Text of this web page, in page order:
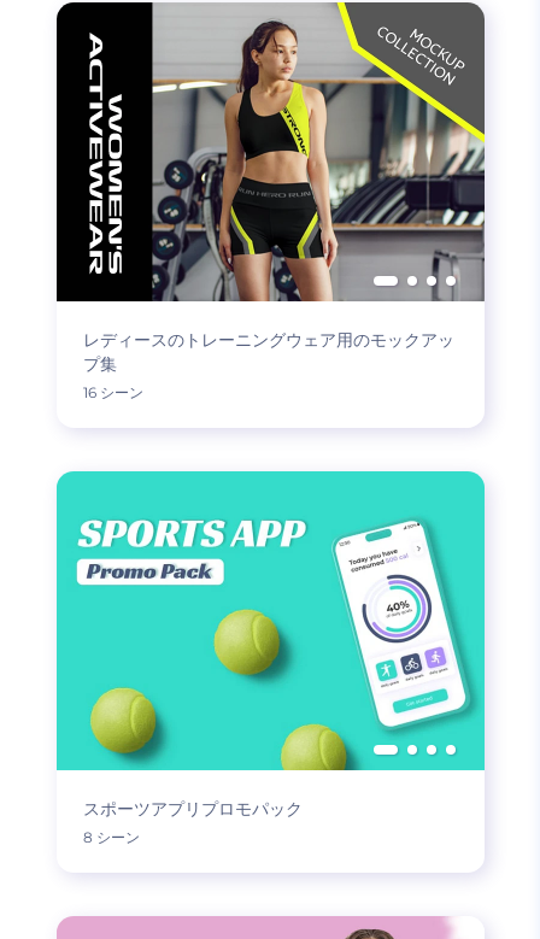
レディースのトレーニングウェア用のモックアッ
プ集
16 シーン
スポーツアプリプロモパック
8 シーン